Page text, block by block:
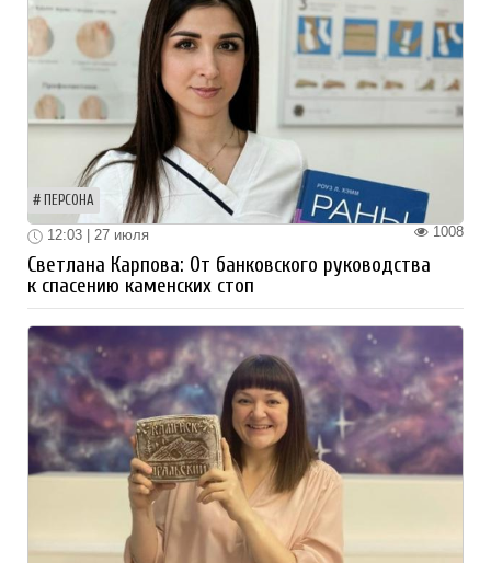
ПЕРСОНА
1008
12:03 | 27 июля
Светлана Карпова: От банковского руководства
к спасению каменских стоп